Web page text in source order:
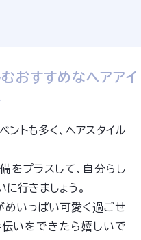
おすすめなヘアアイ
トも多く、ヘアスタイル
をプラスして、自分らし
行きましょう。
いっぱい可愛く過ごせ
いをできたら嬉しいで